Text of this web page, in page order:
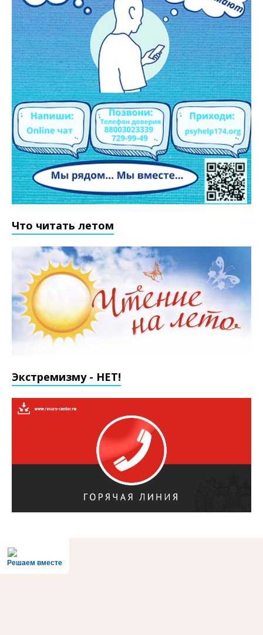
Что читать летом
Экстремизму - НЕТ!
Решаем вместе